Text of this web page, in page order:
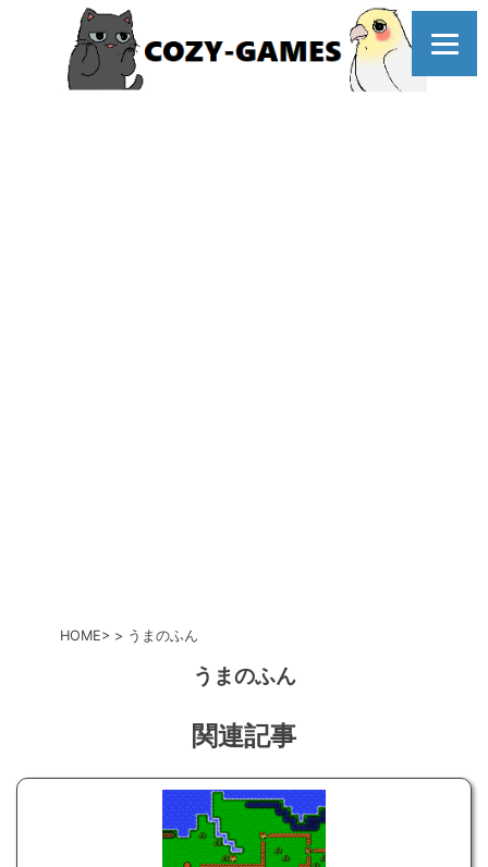
HOME うまのふん
うまのふん
関連記事